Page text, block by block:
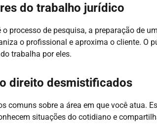
do trabalho jurídico
o processo de pesquisa, a preparação de
o profissional e aproxima o cliente. O
trabalha por eles.
direito desmistificados
comuns sobre a área em que você atua.
situações do cotidiano e